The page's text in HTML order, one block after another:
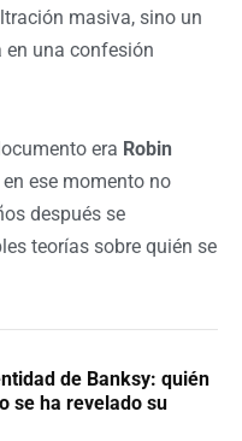
masiva, sino un
una confesión
era Robin
ese momento no
después se
teorías sobre quién se
de Banksy: quién
se ha revelado su